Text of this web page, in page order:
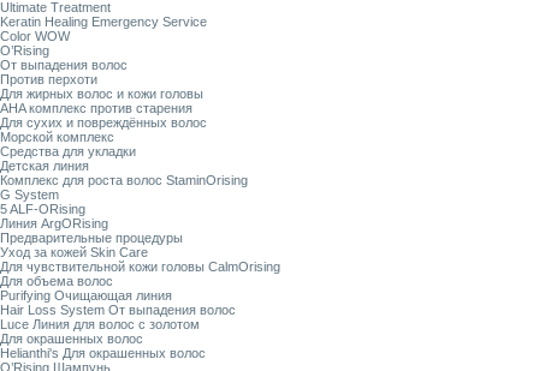
Ultimate Treatment
Keratin Healing Emergency Service
Color WOW
O’Rising
От выпадения волос
Против перхоти
Для жирных волос и кожи головы
AHA комплекс против старения
Для сухих и повреждённых волос
Морской комплекс
Средства для укладки
Детская линия
Комплекс для роста волос StaminOrising
G System
5 ALF-ORising
Линия ArgORising
Предварительные процедуры
Уход за кожей Skin Care
Для чувствительной кожи головы CalmOrising
Для объема волос
Purifying Очищающая линия
Hair Loss System От выпадения волос
Luce Линия для волос с золотом
Для окрашенных волос
Helianthi's Для окрашенных волос
O’Rising Шампунь